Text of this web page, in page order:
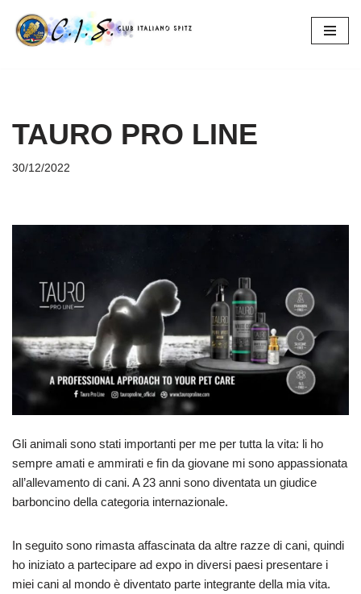
Vai
TAURO PRO LINE
30/12/2022
Gli animali sono stati importanti per me per tutta la vita: li ho
sempre amati e ammirati e fin da giovane mi sono appassionata
all’allevamento di cani. A 23 anni sono diventata un giudice
barboncino della categoria internazionale.
In seguito sono rimasta affascinata da altre razze di cani, quindi
ho iniziato a partecipare ad expo in diversi paesi presentare i
miei cani al mondo è diventato parte integrante della mia vita.